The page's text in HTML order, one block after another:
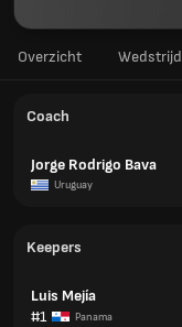
Overzicht
Coach
Jorge Rodrigo Bava
Uruguay
Keepers
Luis Mejía
#1
Panama